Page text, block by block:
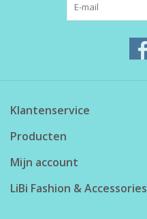
Herensokken
Klantenservice
Producten
Mijn account
LiBi Fashion & Accessories